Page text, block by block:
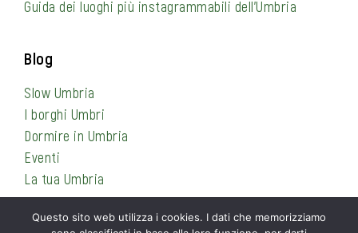
Guida dei luoghi più instagrammabili dell’Umbria
Blog
Slow Umbria
I borghi Umbri
Dormire in Umbria
Eventi
La tua Umbria
Questo sito web utilizza i cookies. I dati che memorizziamo